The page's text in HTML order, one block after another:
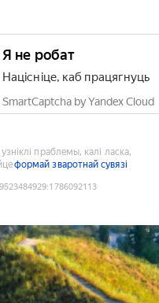
Я не робат
Націсніце, каб працягнуць
SmartCaptcha by Yandex Cloud
узніклі праблемы, калі ласка,
формай зваротнай сувязі
:1786092113